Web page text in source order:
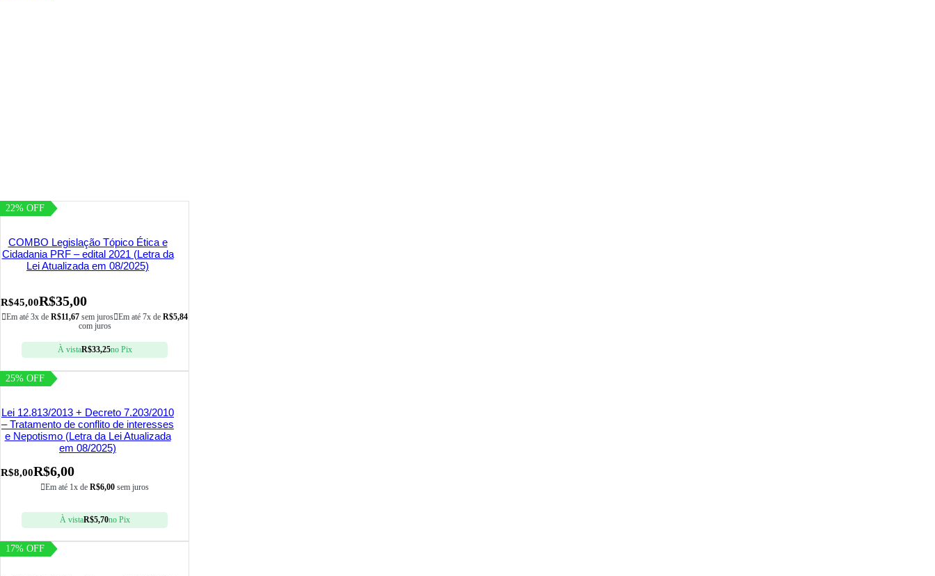
22% OFF
COMBO Legislação Tópico Ética e
Cidadania PRF – edital 2021 (Letra da
Lei Atualizada em 08/2025)
R$45,00R$35,00
Em até 3x de R$11,67 sem juros Em até 7x de R$5,84
com juros
À vistaR$33,25no Pix
25% OFF
Lei 12.813/2013 + Decreto 7.203/2010
– Tratamento de conflito de interesses
e Nepotismo (Letra da Lei Atualizada
em 08/2025)
R$8,00R$6,00
Em até 1x de R$6,00 sem juros
À vistaR$5,70no Pix
17% OFF